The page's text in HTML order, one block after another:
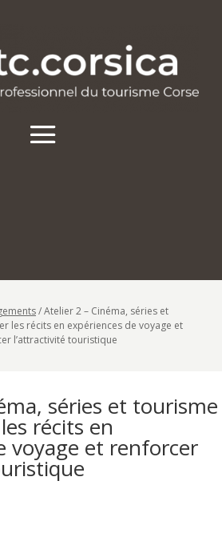
/Atelier 2 – Cinéma, séries et
les récits en expériences de voyage et
l’attractivité touristique
séries et tourisme
récits en
voyage et renforcer